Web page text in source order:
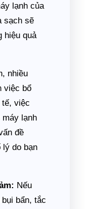
lạnh của
sạch sẽ
hiệu quả
nhiều
việc bổ
việc
máy lạnh
đề
lý do bạn
Nếu
bẩn, tắc